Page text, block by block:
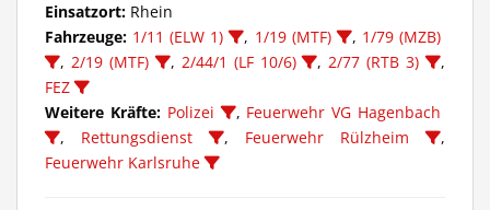
Einsatzort: Rhein
Fahrzeuge: 1/11 (ELW 1) , 1/19 (MTF) , 1/79 (MZB)
, 2/19 (MTF) , 2/44/1 (LF 10/6) ,2/77 (RTB 3)
,
FEZ
Weitere Kräfte: Polizei , Feuerwehr VG Hagenbach
, Rettungsdienst , Feuerwehr Rülzheim
,
Feuerwehr Karlsruhe